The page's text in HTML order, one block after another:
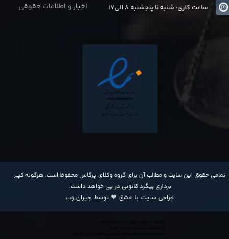
​تمامی حقوق این سایت و مطالب آن برای گروه وکلای پرگاس محفوظ است. هرگونه کپی
برداری پیگرد قانونی در پی خواهد داشت​​​​​​​.
طراحی سایت با عشق 🧡 توسط جیران وب
اخبار و اطلاعات حقوقی
ساعت کاری: شنبه تا پنجشنبه 8 الی17